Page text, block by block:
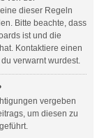
dieser Regeln
Bitte beachte, dass
ist und die
Kontaktiere einen
verwarnt wurdest.
vergeben
um diesen zu